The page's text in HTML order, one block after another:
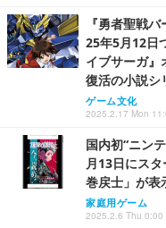
『勇者聖戦
25年5月12日
イブサーガ』
復活の小説シ
ゲーム文化
2025.2.17 Mon
国内初“ニン
月13日にス
巻戻士」が表
家庭用ゲーム
2025.2.6 Thu 0:00